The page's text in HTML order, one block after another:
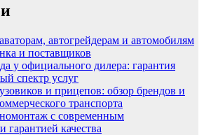
автогрейдерам и автомобилям
и поставщиков
у официального дилера: гарантия
спектр услуг
и прицепов: обзор брендов и
транспорта
с современным
гарантией качества